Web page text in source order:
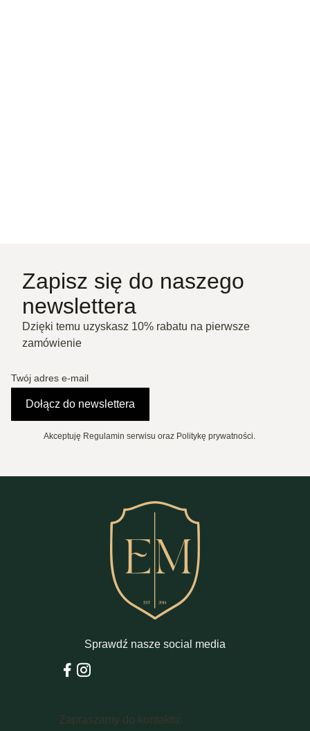
Zapisz się do naszego
newslettera
Dzięki temu uzyskasz 10% rabatu na pierwsze
zamówienie
Twój adres e-mail
Dołącz do newslettera
Akceptuję Regulamin serwisu oraz Politykę prywatności.
Sprawdź nasze social media
Zapraszamy do kontaktu: